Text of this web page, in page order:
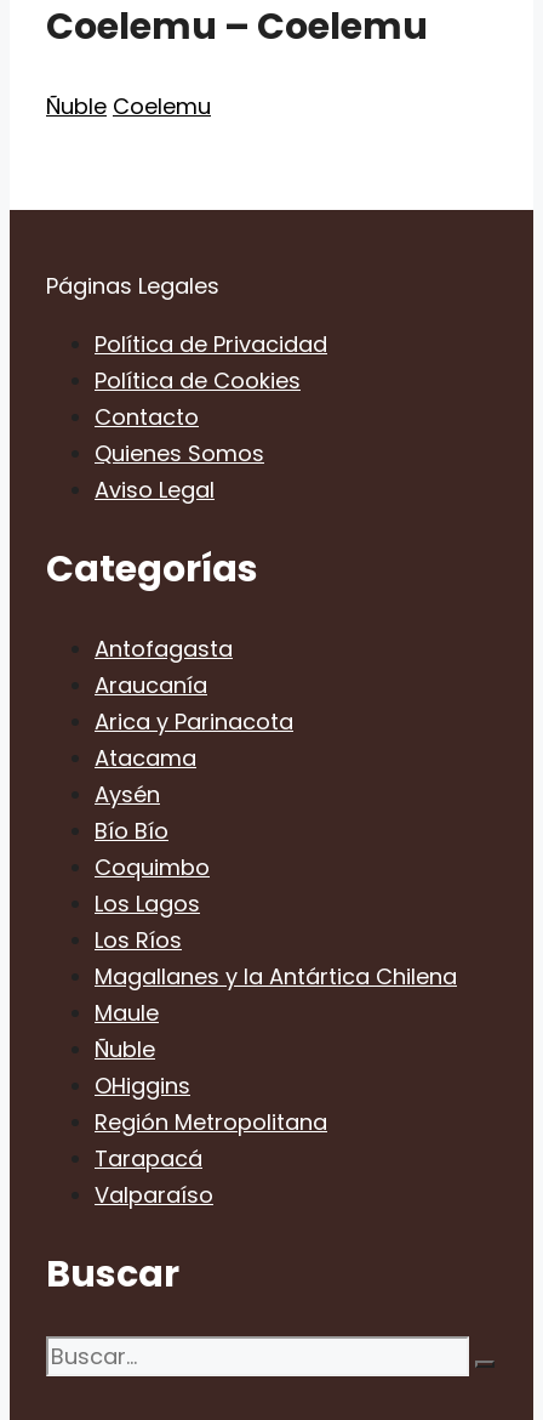
Coelemu – Coelemu
Categorías
Ñuble Etiquetas
Coelemu
Páginas Legales
Política de Privacidad
Política de Cookies
Contacto
Quienes Somos
Aviso Legal
Categorías
Antofagasta
Araucanía
Arica y Parinacota
Atacama
Aysén
Bío Bío
Coquimbo
Los Lagos
Los Ríos
Magallanes y la Antártica Chilena
Maule
Ñuble
OHiggins
Región Metropolitana
Tarapacá
Valparaíso
Buscar
Buscar: